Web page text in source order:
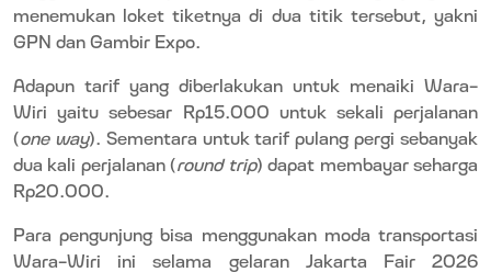
menemukan loket tiketnya di dua titik tersebut, yakni
GPN dan Gambir Expo.
Adapun tarif yang diberlakukan untuk menaiki Wara-
Wiri yaitu sebesar Rp15.000 untuk sekali perjalanan
(one way). Sementara untuk tarif pulang pergi sebanyak
dua kali perjalanan (round trip) dapat membayar seharga
Rp20.000.
Para pengunjung bisa menggunakan moda transportasi
Wara-Wiri ini selama gelaran Jakarta Fair 2026